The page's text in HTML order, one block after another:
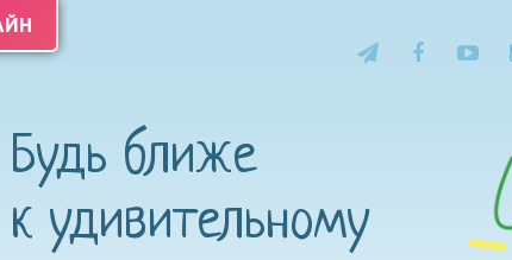
Будь ближе
к удивительному